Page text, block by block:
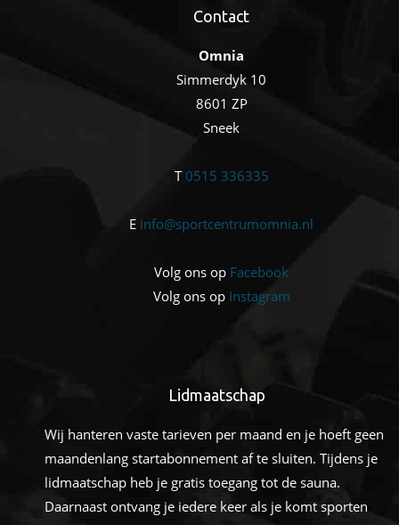
Contact
Omnia
Simmerdyk 10
8601 ZP
Sneek
T0515 336335
E info@sportcentrumomnia.nl
Volg ons op Facebook
Volg ons op Instagram
Lidmaatschap
Wij hanteren vaste tarieven per maand en je hoeft geen
maandenlang startabonnement af te sluiten. Tijdens je
lidmaatschap heb je gratis toegang tot de sauna.
Daarnaast ontvang je iedere keer als je komt sporten